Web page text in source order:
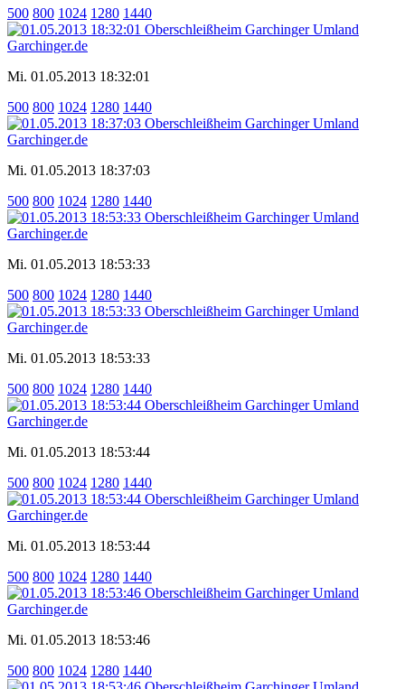
500 800 1024 1280 1440
Mi. 01.05.2013 18:32:01
500 800 1024 1280 1440
Mi. 01.05.2013 18:37:03
500 800 1024 1280 1440
Mi. 01.05.2013 18:53:33
500 800 1024 1280 1440
Mi. 01.05.2013 18:53:33
500 800 1024 1280 1440
Mi. 01.05.2013 18:53:44
500 800 1024 1280 1440
Mi. 01.05.2013 18:53:44
500 800 1024 1280 1440
Mi. 01.05.2013 18:53:46
500 800 1024 1280 1440